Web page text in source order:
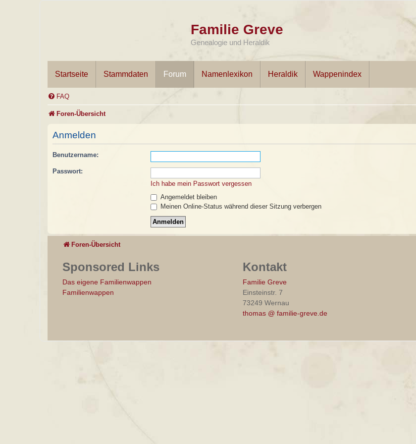
Familie Greve
Genealogie und Heraldik
Startseite Stammdaten Forum Namenlexikon Heraldik Wappenindex
FAQ
Foren-Übersicht
Anmelden
Benutzername:
Passwort:
Ich habe mein Passwort vergessen
Angemeldet bleiben
Meinen Online-Status während dieser Sitzung verbergen
Foren-Übersicht
Sponsored Links
Das eigene Familienwappen
Familienwappen
Kontakt
Familie Greve
Einsteinstr. 7
73249 Wernau
thomas @ familie-greve.de